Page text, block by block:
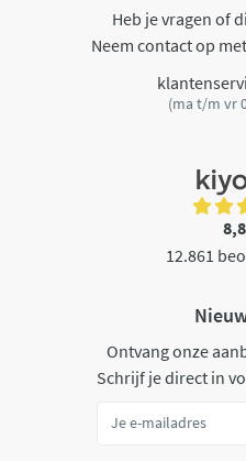
Heb je vragen of
Neem contact op
(ma t/m vr
12.861
Ontvang onze
Schrijf je direct in